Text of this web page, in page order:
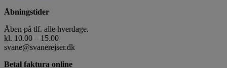
Åbningstider
Åben på tlf. alle hverdage.
kl. 10.00 – 15.00
svane@svanerejser.dk
Betal faktura online